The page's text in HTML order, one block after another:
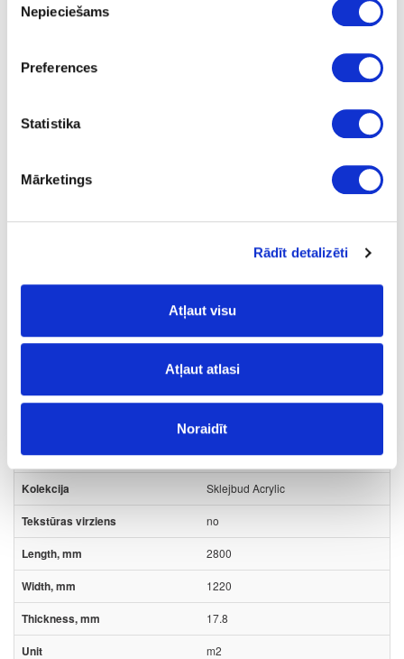
izvēle
Nepieciešams
Preferences
Statistika
Mārketings
Rādīt detalizēti
Atļaut visu
Atļaut atlasi
Noraidīt
GLOSS- High gloss;
49-11049-17.8
decor
GLOSS
Sklejbud Acrylic
no
2800
1220
17.8
m2